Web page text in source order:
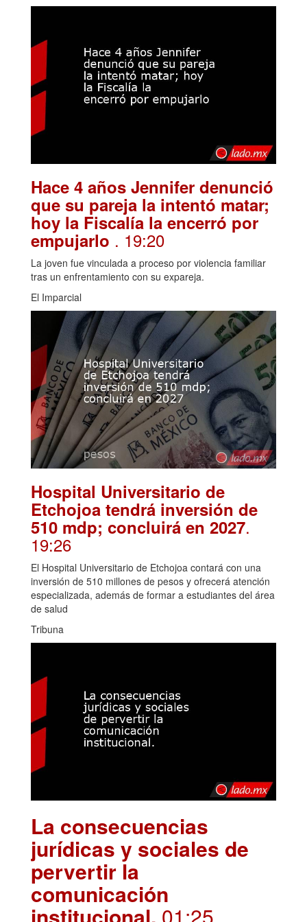
Hace 4 años Jennifer denunció
que su pareja la intentó matar;
hoy la Fiscalía la encerró por
empujarlo . 19:20
La joven fue vinculada a proceso por violencia familiar
tras un enfrentamiento con su expareja.
El Imparcial
Hospital Universitario de
Etchojoa tendrá inversión de
510 mdp; concluirá en 2027.
19:26
El Hospital Universitario de Etchojoa contará con una
inversión de 510 millones de pesos y ofrecerá atención
especializada, además de formar a estudiantes del área
de salud
Tribuna
La consecuencias
jurídicas y sociales de
pervertir la
comunicación